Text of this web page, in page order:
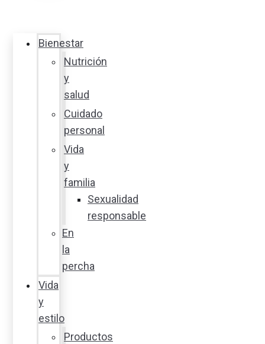
Bienestar
Nutrición
y
salud
Cuidado
personal
Vida
y
familia
Sexualidad
responsable
En
la
percha
Vida
y
estilo
Productos